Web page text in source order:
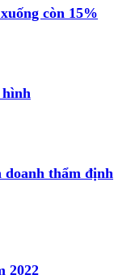
còn 15%
hình
doanh thẩm định
2022